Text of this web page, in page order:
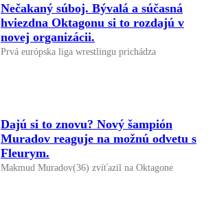
Nečakaný súboj. Bývalá a súčasná
hviezdna Oktagonu si to rozdajú v
novej organizácii.
Prvá európska liga wrestlingu prichádza
Dajú si to znovu? Nový šampión
Muradov reaguje na možnú odvetu s
Fleurym.
Makmud Muradov(36) zvíťazil na Oktagone